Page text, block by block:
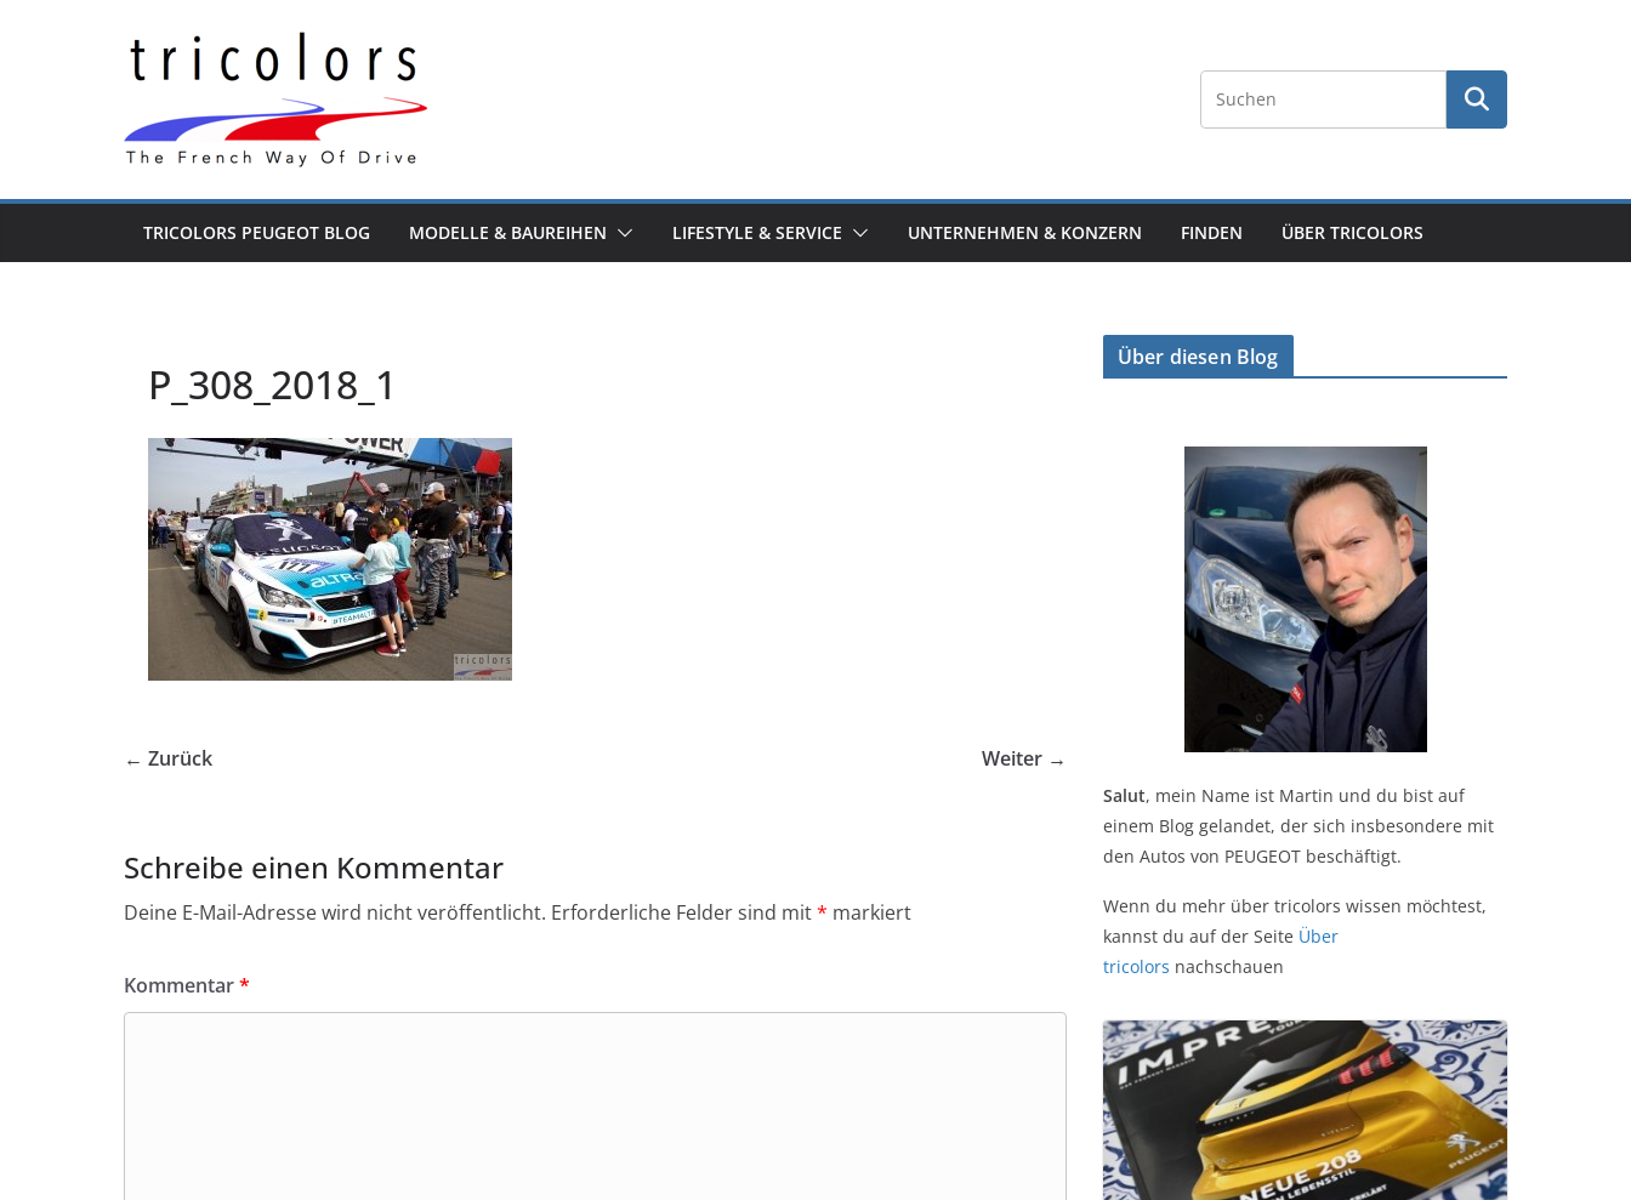
TRICOLORS PEUGEOT BLOG MODELLE & BAUREIHEN LIFESTYLE & SERVICE UNTERNEHMEN & KONZERN FINDEN ÜBER TRICOLORS
P_308_2018_1
← Zurück Weiter →
Schreibe einen Kommentar
Deine E-Mail-Adresse wird nicht veröffentlicht. Erforderliche Felder sind mit* markiert
Kommentar*
Über diesen Blog
Salut, mein Name ist Martin und du bist auf
einem Blog gelandet, der sich insbesondere mit
den Autos von PEUGEOT beschäftigt.
Wenn du mehr über tricolors wissen möchtest,
kannst du auf der Seite Über
tricolors nachschauen